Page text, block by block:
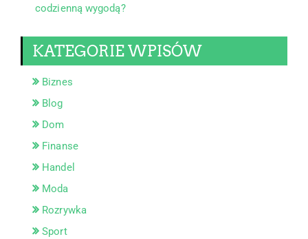
codzienną wygodą?
KATEGORIE WPISÓW
Biznes
Blog
Dom
Finanse
Handel
Moda
Rozrywka
Sport